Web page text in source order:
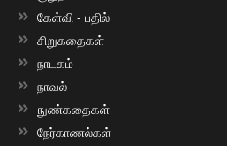
கேள்வி - பதில்
சிறுகதைகள்
நாடகம்
நாவல்
நுண்கதைகள்
நேர்காணல்கள்